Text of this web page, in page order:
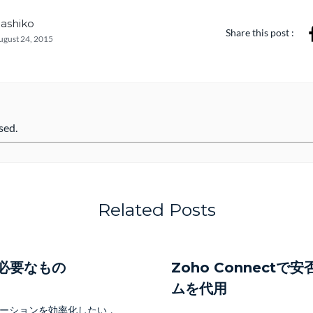
24, 2015
Share this post :
Related Posts
要なもの
ションを効率化したい ,
Zoho Connectで安
ムを代用